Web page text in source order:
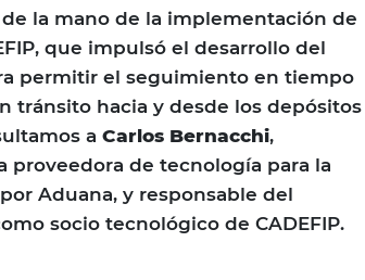
la mano de la implementación de
que impulsó el desarrollo del
permitir el seguimiento en tiempo
tránsito hacia y desde los depósitos
a Carlos Bernacchi,
proveedora de tecnología para la
Aduana, y responsable del
socio tecnológico de CADEFIP.